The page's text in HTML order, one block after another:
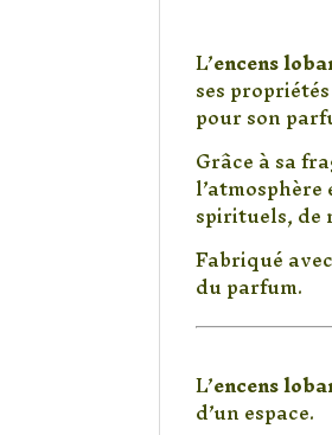
L’encens
ses
pour son
Grâce à sa
spirituels, de
Fabriqué
du parfum.
L’encens
d’un espace.